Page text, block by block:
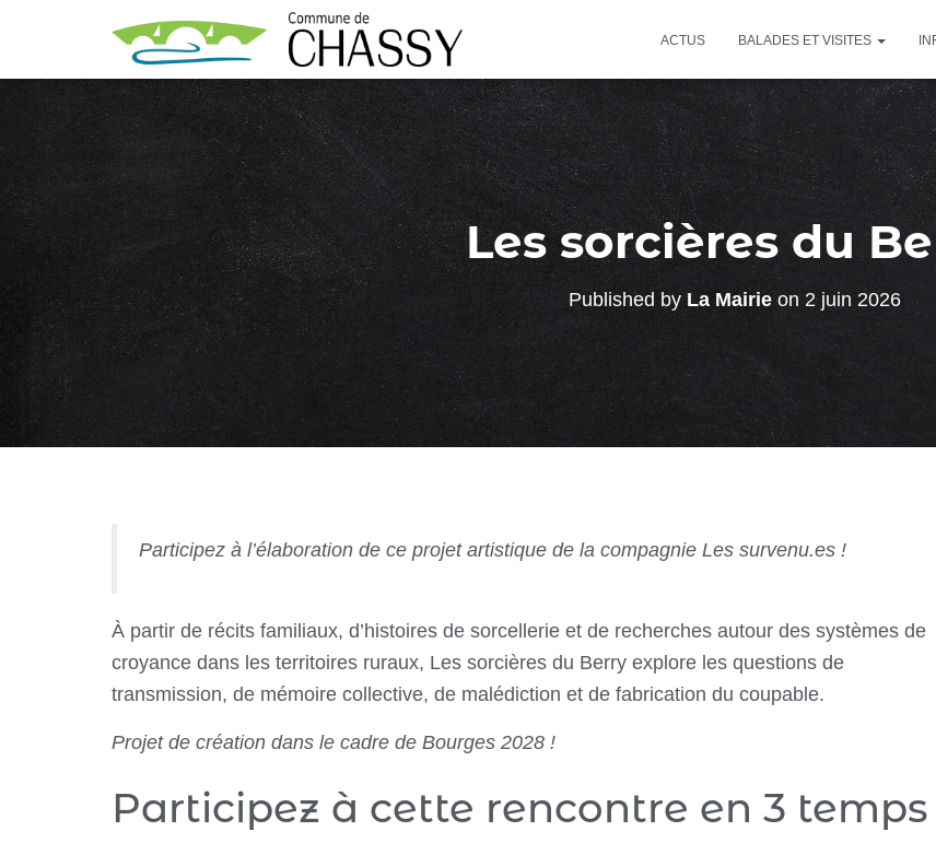
ACTUS BALADES ET VISITES
Les sorcières du
Published by La Mairie on 2 juin 2026
Participez à l’élaboration de ce projet artistique de la compagnie Les survenu.es !
À partir de récits familiaux, d’histoires de sorcellerie et de recherches autour des systèmes de
croyance dans les territoires ruraux, Les sorcières du Berry explore les questions de
transmission, de mémoire collective, de malédiction et de fabrication du coupable.
Projet de création dans le cadre de Bourges 2028 !
Participez à cette rencontre en 3 temps